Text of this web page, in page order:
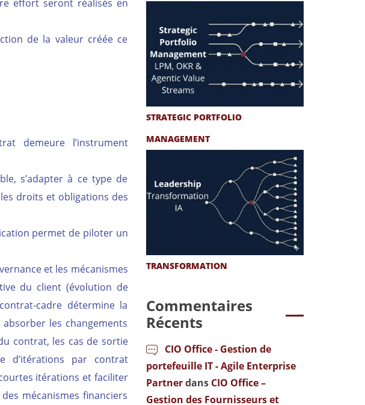
effort seront réalisés en
de la valeur créée ce
demeure l’instrument
s’adapter à ce type de
droits et obligations des
permet de piloter un
et les mécanismes
du client (évolution de
cadre détermine la
les changements
contrat, les cas de sortie
d’itérations par contrat
itérations et faciliter
mécanismes financiers
STRATEGIC PORTFOLIO
MANAGEMENT
TRANSFORMATION
Commentaires
Récents
CIO Office - Gestion de
portefeuille IT - Agile Enterprise
Partnerdans CIO Office –
Gestion des Fournisseurs et